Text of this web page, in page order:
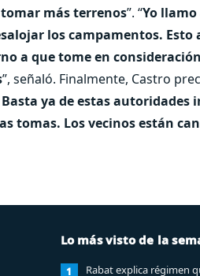
más terrenos”. “Yo
los campamentos. Esto
a que tome en
”, señaló. Finalmente, Castro
ya de estas autoridades
Los vecinos están
Lo más visto de la
1
Rabat explica régimen